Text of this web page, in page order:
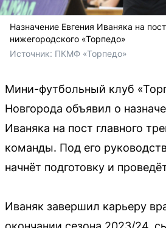
Назначение Евгения Иваняка на
нижегородского «Торпедо»
Источник: ПКМФ «Торпедо»
Мини-футбольный клуб
Новгорода объявил о
Иваняка на пост главного
команды. Под его
начнёт подготовку и
Иваняк завершил карьеру